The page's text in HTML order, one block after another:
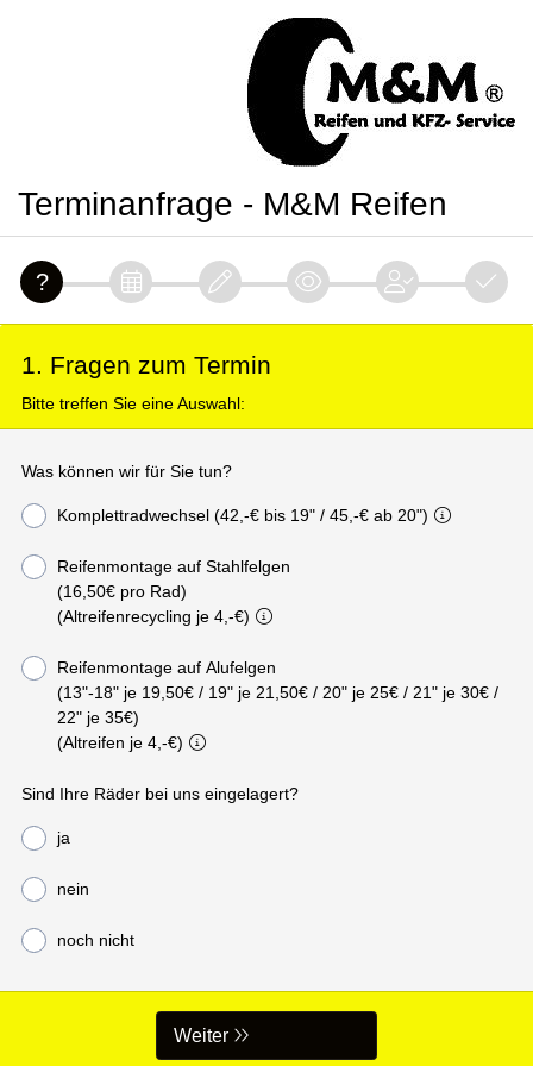
Terminanfrage - M&M Reifen
1. Fragen zum Termin
Bitte treffen Sie eine Auswahl:
Was können wir für Sie tun?
Komplettradwechsel (42,-€ bis 19" / 45,-€ ab 20")
Reifenmontage auf Stahlfelgen
(16,50€ pro Rad)
(Altreifenrecycling je 4,-€)
Reifenmontage auf Alufelgen
(13"-18" je 19,50€ / 19" je 21,50€ / 20" je 25€ / 21" je 30€ /
22" je 35€)
(Altreifen je 4,-€)
Sind Ihre Räder bei uns eingelagert?
ja
nein
noch nicht
Weiter